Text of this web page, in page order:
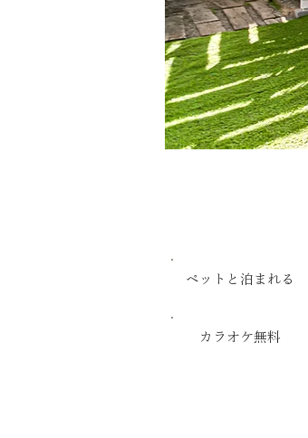
ペットと泊まれる
カラオケ無料